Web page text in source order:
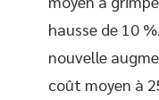
hausse de 10
nouvelle
coût moyen à